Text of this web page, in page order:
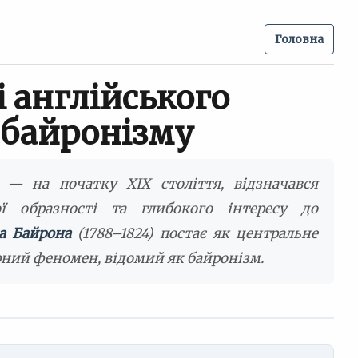
Головна
на початку XIX століття, відзначався
образності та глибокого інтересу до
Байрона(1788–1824) постає як центральне
феномен, відомий як байронізм.